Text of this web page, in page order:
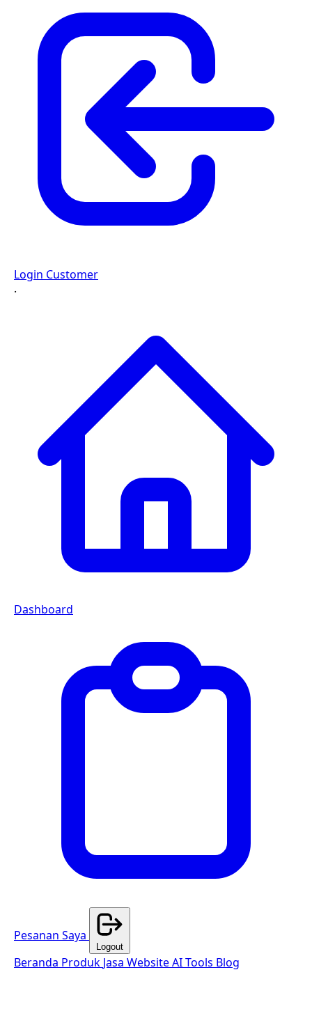
Login Customer
·
Dashboard
Pesanan Saya
Logout
Beranda Produk Jasa WebsiteAI Tools Blog